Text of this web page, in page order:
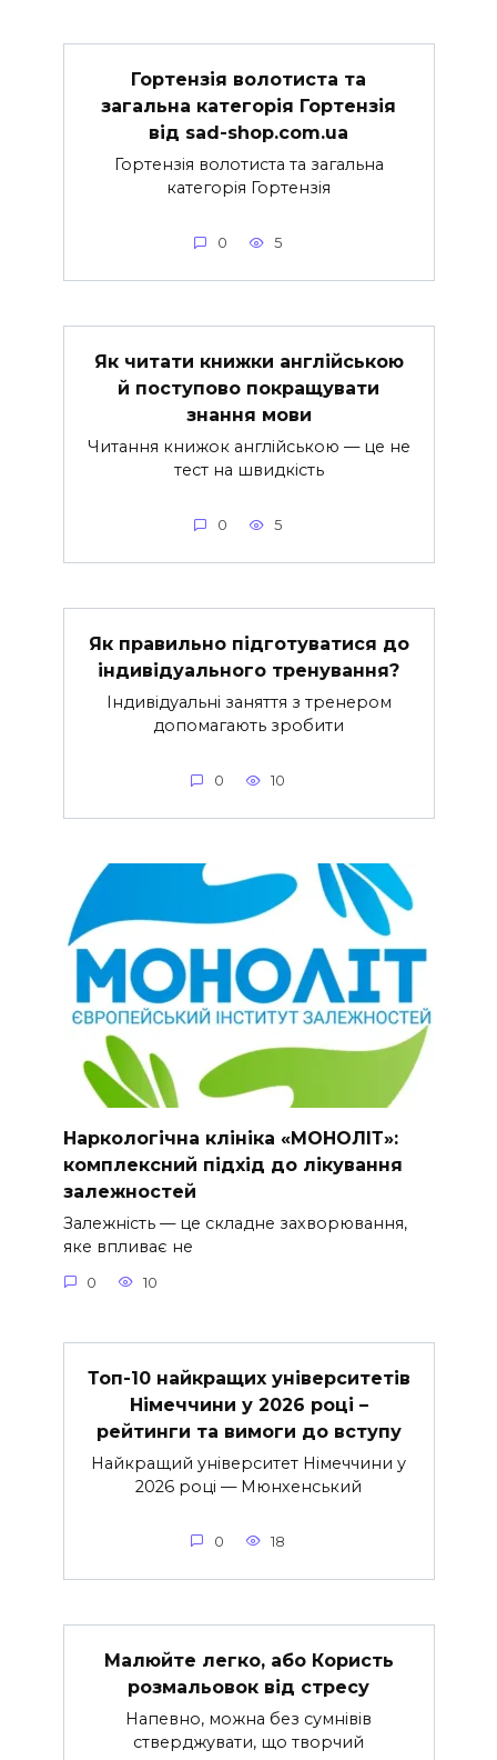
Гортензія волотиста та
загальна категорія Гортензія
від sad-shop.com.ua
Гортензія волотиста та загальна
категорія Гортензія
0 5
Як читати книжки англійською
й поступово покращувати
знання мови
Читання книжок англійською — це не
тест на швидкість
0 5
Як правильно підготуватися до
індивідуального тренування?
Індивідуальні заняття з тренером
допомагають зробити
0 10
Наркологічна клініка «МОНОЛІТ»:
комплексний підхід до лікування
залежностей
Залежність — це складне захворювання,
яке впливає не
0 10
Топ-10 найкращих університетів
Німеччини у 2026 році –
рейтинги та вимоги до вступу
Найкращий університет Німеччини у
2026 році — Мюнхенський
0 18
Малюйте легко, або Користь
розмальовок від стресу
Напевно, можна без сумнівів
стверджувати, що творчий